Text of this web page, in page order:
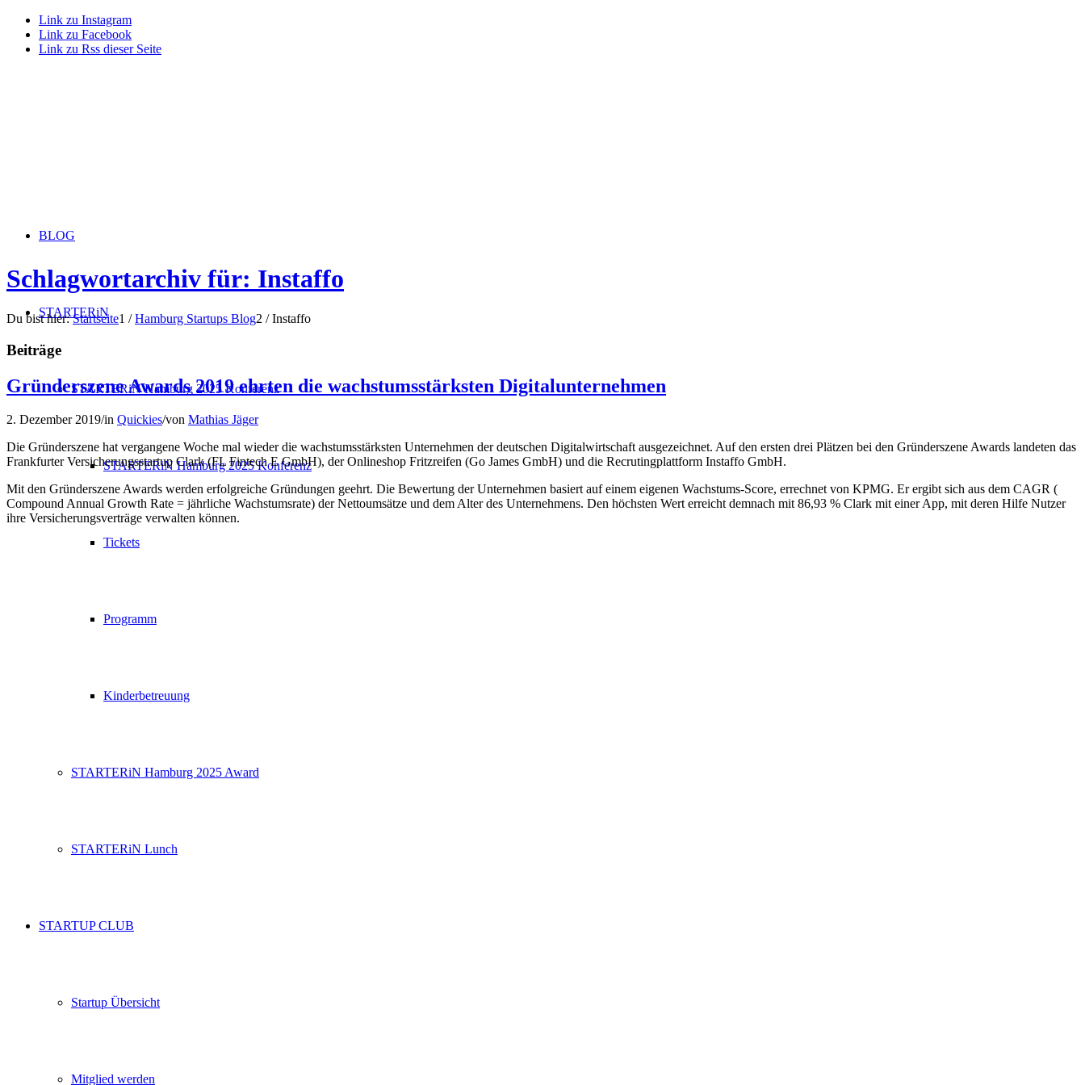
Link zu Instagram
Link zu Facebook
Link zu Rss dieser Seite
BLOG
STARTERiN
STARTERiN Hamburg 2025 Konferenz
STARTERiN Hamburg 2025 Konferenz
Tickets
Programm
Kinderbetreuung
STARTERiN Hamburg 2025 Award
STARTERiN Lunch
STARTUP CLUB
Startup Übersicht
Mitglied werden
Schlagwortarchiv für: Instaffo
Du bist hier: Startseite1 / Hamburg Startups Blog2 / Instaffo
Beiträge
Gründerszene Awards 2019 ehrten die wachstumsstärksten Digitalunternehmen
2. Dezember 2019/in Quickies/von Mathias Jäger
Die Gründerszene hat vergangene Woche mal wieder die wachstumsstärksten Unternehmen der deutschen Digitalwirtschaft ausgezeichnet. Auf den ersten drei Plätzen bei den Gründerszene Awards landeten das
Frankfurter Versicherungsstartup Clark (FL Fintech E GmbH), der Onlineshop Fritzreifen (Go James GmbH) und die Recrutingplattform Instaffo GmbH.
Mit den Gründerszene Awards werden erfolgreiche Gründungen geehrt. Die Bewertung der Unternehmen basiert auf einem eigenen Wachstums-Score, errechnet von KPMG. Er ergibt sich aus dem CAGR (
Compound Annual Growth Rate = jährliche Wachstumsrate) der Nettoumsätze und dem Alter des Unternehmens. Den höchsten Wert erreicht demnach mit 86,93 % Clark mit einer App, mit deren Hilfe Nutzer
ihre Versicherungsverträge verwalten können.